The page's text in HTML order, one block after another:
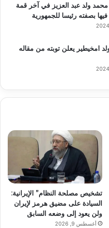
ولد عبد العزيز في آخر قمة
بصفته رئيسا للجمهورية
امخيطير يعلن توبته من مقاله
تشخيص مصلحة النظام” الإيرانية:
السيادة على مضيق هرمز لإيران
ولن يعود إلى وضعه السابق
أغسطس 9, 2026